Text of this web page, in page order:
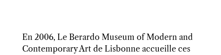
En 2006, Le Berardo Museum of Modern and
Contemporary Art de Lisbonne accueille ces